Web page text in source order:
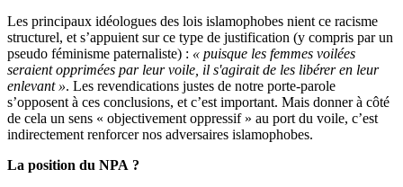
Les principaux idéologues des lois islamophobes nient ce racisme
structurel, et s’appuient sur ce type de justification (y compris par un
pseudo féminisme paternaliste) : « puisque les femmes voilées
seraient opprimées par leur voile, il s'agirait de les libérer en leur
enlevant ». Les revendications justes de notre porte-parole
s’opposent à ces conclusions, et c’est important. Mais donner à côté
de cela un sens « objectivement oppressif » au port du voile, c’est
indirectement renforcer nos adversaires islamophobes.
La position du NPA ?